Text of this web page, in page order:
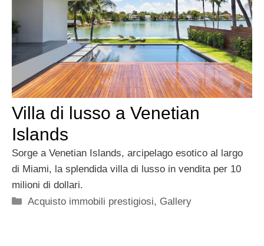
Villa di lusso a Venetian
Islands
Sorge a Venetian Islands, arcipelago esotico al largo
di Miami, la splendida villa di lusso in vendita per 10
milioni di dollari.
Categorie
Acquisto immobili prestigiosi, Gallery